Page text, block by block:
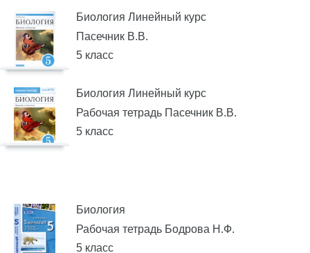
Биология Линейный курс
Пасечник В.В.
5 класс
Биология Линейный курс
Рабочая тетрадь Пасечник В.В.
5 класс
Биология
Рабочая тетрадь Бодрова Н.Ф.
5 класс